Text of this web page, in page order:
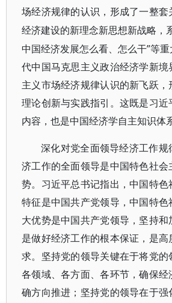
场经济规律的认识，形成了一整套
经济建设的新理念新思想新战略，
中国经济发展怎么看、怎么干”等
代中国马克思主义政治经济学新境
主义市场经济规律认识的新飞跃
理论创新与实践指引。这既是习近
内容，也是中国经济学自主知识体
深化对党全面领导经济工作规
济工作的全面领导是中国特色社会
势。习近平总书记指出，中国特色
特征是中国共产党领导，中国特色
大优势是中国共产党领导，坚持和
是做好经济工作的根本保证，是高
求。坚持党的领导关键在于将党的
各领域、各方面、各环节，确保经
确方向推进；坚持党的领导在于强